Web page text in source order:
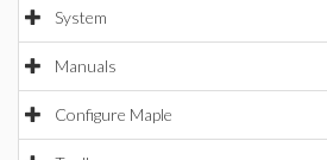
System
Manuals
Configure Maple